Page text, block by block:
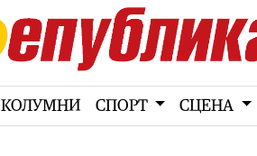
КОЛУМНИ СПОРТ СЦЕНА